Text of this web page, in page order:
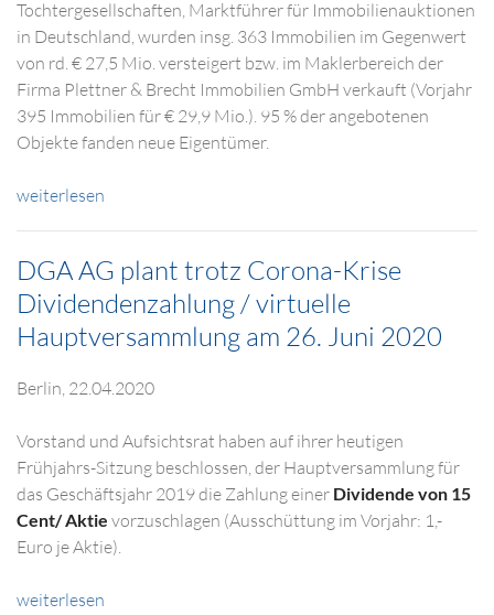
Tochtergesellschaften, Marktführer für Immobilienauktionen
in Deutschland, wurden insg. 363 Immobilien im Gegenwert
von rd. € 27,5 Mio. versteigert bzw. im Maklerbereich der
Firma Plettner & Brecht Immobilien GmbH verkauft (Vorjahr
395 Immobilien für € 29,9 Mio.). 95 % der angebotenen
Objekte fanden neue Eigentümer.
weiterlesen
DGA AG plant trotz Corona-Krise
Dividendenzahlung / virtuelle
Hauptversammlung am 26. Juni 2020
Berlin, 22.04.2020
Vorstand und Aufsichtsrat haben auf ihrer heutigen
Frühjahrs-Sitzung beschlossen, der Hauptversammlung für
das Geschäftsjahr 2019 die Zahlung einer Dividende von 15
Cent/ Aktie vorzuschlagen (Ausschüttung im Vorjahr: 1,-
Euro je Aktie).
weiterlesen